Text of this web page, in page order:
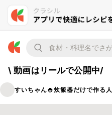
\ 動画はリールで公開中/
すいちゃん🍚炊飯器だけで作る人